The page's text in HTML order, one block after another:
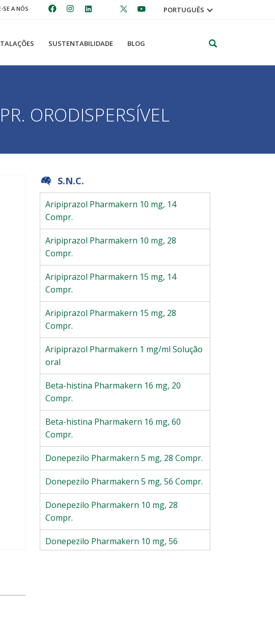
SE A NÓS PORTUGUÊS
SUSTENTABILIDADE BLOG
ORODISPERSÍVEL
S.N.C.
Aripiprazol Pharmakern 10 mg, 14
Compr.
Aripiprazol Pharmakern 10 mg, 28
Compr.
Aripiprazol Pharmakern 15 mg, 14
Compr.
Aripiprazol Pharmakern 15 mg, 28
Compr.
Aripiprazol Pharmakern 1 mg/ml Solução
oral
Beta-histina Pharmakern 16 mg, 20
Compr.
Beta-histina Pharmakern 16 mg, 60
Compr.
Donepezilo Pharmakern 5 mg, 28 Compr.
Donepezilo Pharmakern 5 mg, 56 Compr.
Donepezilo Pharmakern 10 mg, 28
Compr.
Donepezilo Pharmakern 10 mg, 56
Compr.